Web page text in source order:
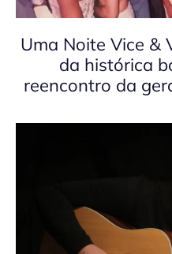
Uma Noite Vice &
da histórica
reencontro da